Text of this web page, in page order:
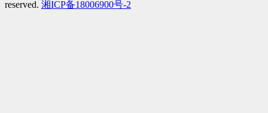
reserved. 湘ICP备18006900号-2